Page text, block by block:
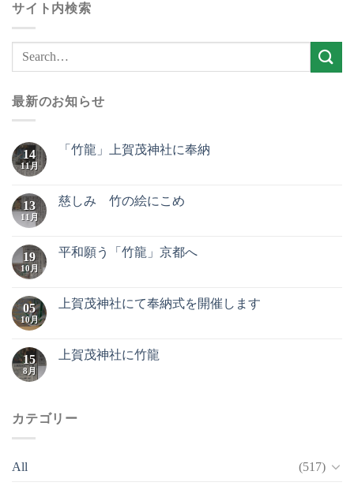
サイト内検索
最新のお知らせ
14
11月
「竹龍」上賀茂神社に奉納
13
11月
慈しみ 竹の絵にこめ
19
10月
平和願う「竹龍」京都へ
05
10月
上賀茂神社にて奉納式を開催します
15
8月
上賀茂神社に竹龍
カテゴリー
All (517)